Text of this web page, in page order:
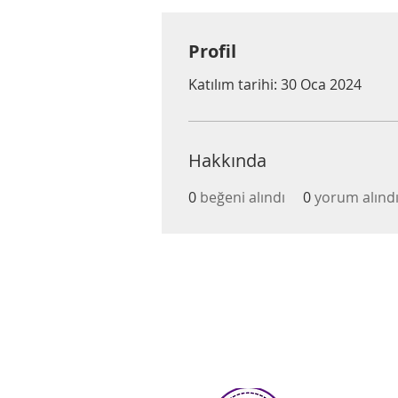
Profil
Katılım tarihi: 30 Oca 2024
Hakkında
0 beğeni alındı 0yorum alındı